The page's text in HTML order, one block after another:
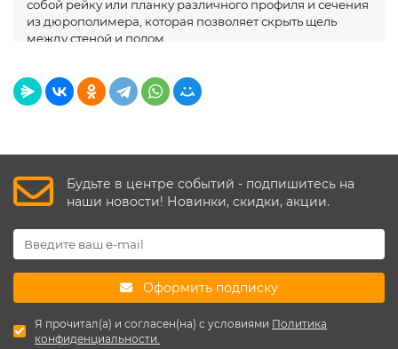
собой рейку или планку различного профиля и сечения
из дюрополимера, которая позволяет скрыть щель
между стеной и полом..
Будьте в центре событий - подпишитесь на
наши новости! Новинки, скидки, акции.
Оформить подписку
Я прочитал(а) и согласен(на) с условиями Политика
конфиденциальности.